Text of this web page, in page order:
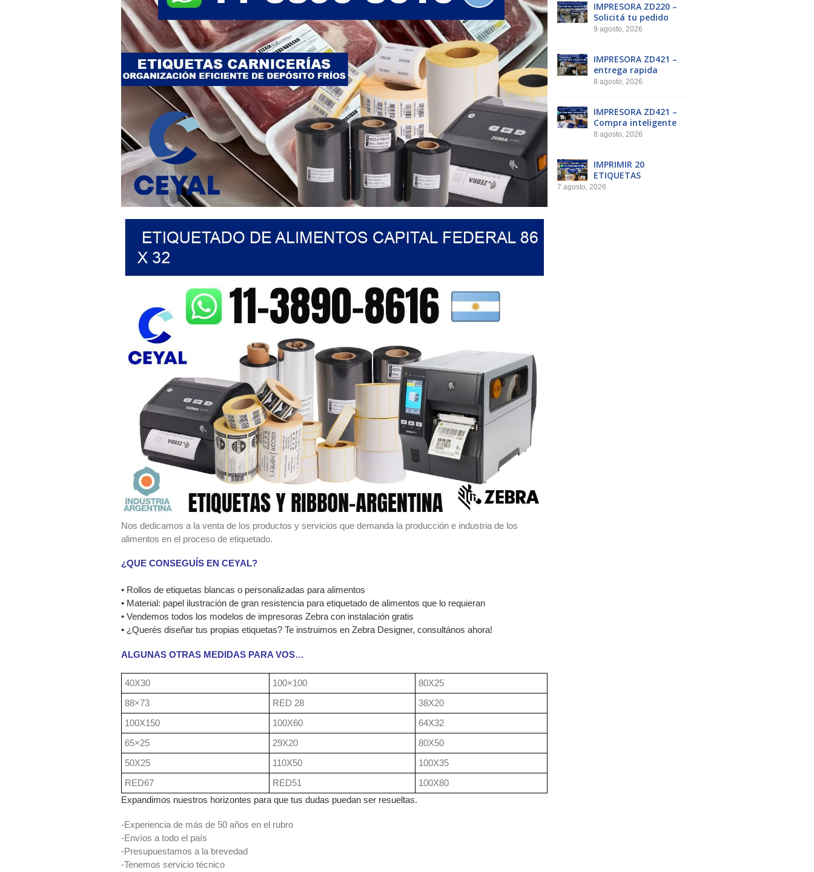
Nos dedicamos a la venta de los productos y servicios que demanda la producción e industria de los
alimentos en el proceso de etiquetado.
¿QUE CONSEGUÍS EN CEYAL?
• Rollos de etiquetas blancas o personalizadas para alimentos
• Material: papel ilustración de gran resistencia para etiquetado de alimentos que lo requieran
• Vendemos todos los modelos de impresoras Zebra con instalación gratis
• ¿Querés diseñar tus propias etiquetas? Te instruimos en Zebra Designer, consultános ahora!
ALGUNAS OTRAS MEDIDAS PARA VOS…
40X30 100×100
80X25
88×73
RED 28
38X20
100X150
100X60
64X32
65×25
29X20
80X50
50X25
110X50
100X35
RED67
RED51
100X80
Expandimos nuestros horizontes para que tus dudas puedan ser resueltas.
-Experiencia de más de 50 años en el rubro
-Envíos a todo el país
-Presupuestamos a la brevedad
-Tenemos servicio técnico
IMPRESORA ZD220 –
Solicitá tu pedido
9 agosto, 2026
IMPRESORA ZD421 –
entrega rapida
8 agosto, 2026
IMPRESORA ZD421 –
Compra inteligente
8 agosto, 2026
IMPRIMIR 20
ETIQUETAS
7 agosto, 2026